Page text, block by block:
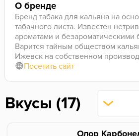
О бренде
Бренд табака для кальяна на
табачного листа. Известен
ароматами и безароматическими
Варится тайным обществом
Ижевск на собственном
Посетить сайт
Вкусы (17)
Олор